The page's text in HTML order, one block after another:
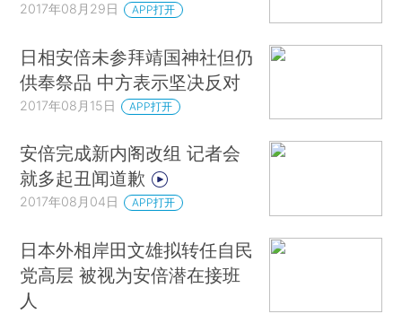
2017年08月29日 APP打开
日相安倍未参拜靖国神社但仍
供奉祭品 中方表示坚决反对
2017年08月15日 APP打开
安倍完成新内阁改组 记者会
就多起丑闻道歉
2017年08月04日 APP打开
日本外相岸田文雄拟转任自民
党高层 被视为安倍潜在接班
人